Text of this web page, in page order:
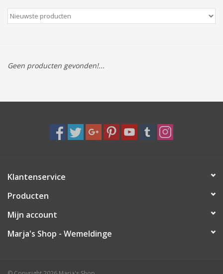
Wenskaarten
Tassen/Portemonnee
Boeken
Speelgoed & hobby
Cadeau & feest
Contact/Locatie
Geen producten gevonden!...
Klantenservice
Producten
Mijn account
Marja's Shop - Wemeldinge